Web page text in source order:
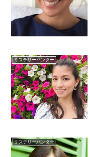
ミステリーハンター
ミステリーハンター